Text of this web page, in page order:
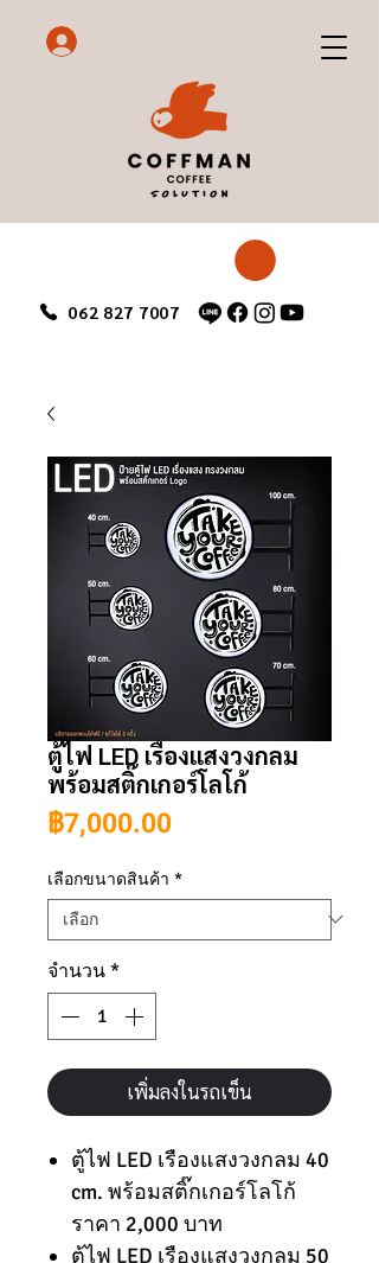
062 827 7007
ตู้ไฟ LED เรืองแสงวงกลม
พร้อมสติ๊กเกอร์โลโก้
฿7,000.00ราคา
เลือกขนาดสินค้า *
จำนวน *
เพิ่มลงในรถเข็น
ตู้ไฟ LED เรืองแสงวงกลม 40
cm. พร้อมสติ๊กเกอร์โลโก้
ราคา 2,000 บาท
ตู้ไฟ LED เรืองแสงวงกลม 50